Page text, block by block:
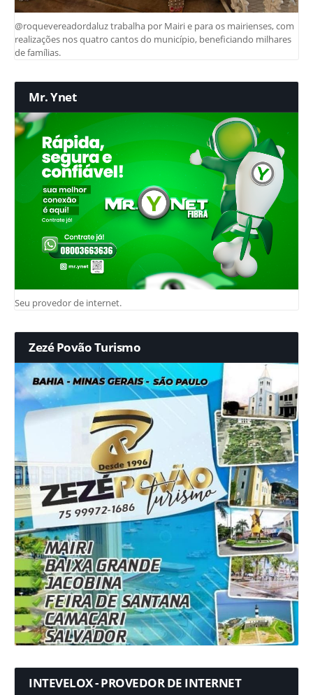
@roquevereadordaluz trabalha por Mairi e para os mairienses, com
realizações nos quatro cantos do município, beneficiando milhares
de famílias.
Mr. Ynet
Seu provedor de internet.
Zezé Povão Turismo
INTEVELOX - PROVEDOR DE INTERNET